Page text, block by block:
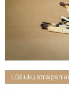
Lūšiukų straipsniai